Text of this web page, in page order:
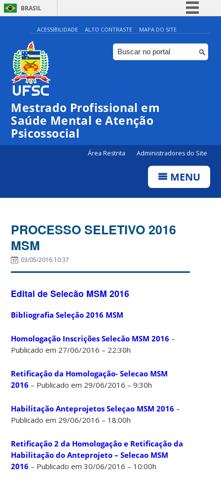
BRASIL
Simplifique!
Comunica BR
Participe
Canais
ACESSIBILIDADE ALTO CONTRASTE MAPA DO SITE
Mestrado Profissional em
Saúde Mental e Atenção
Psicossocial
Área Restrita Administradores do Site
MENU
PROCESSO SELETIVO 2016
MSM
03/05/2016 10:37
Edital de Selecão MSM 2016
Bibliografia Seleção 2016 MSM
Homologação Inscrições Selecão MSM 2016 –
Publicado em 27/06/2016 – 22:30h
Retificação da Homologação- Selecao MSM
2016 – Publicado em 29/06/2016 – 9:30h
Habilitação Anteprojetos Seleçao MSM 2016 –
Publicado em 29/06/2016 – 18:00h
Retificação 2 da Homologação e Retificação da
Habilitação do Anteprojeto – Selecao MSM
2016 – Publicado em 30/06/2016 – 10:00h